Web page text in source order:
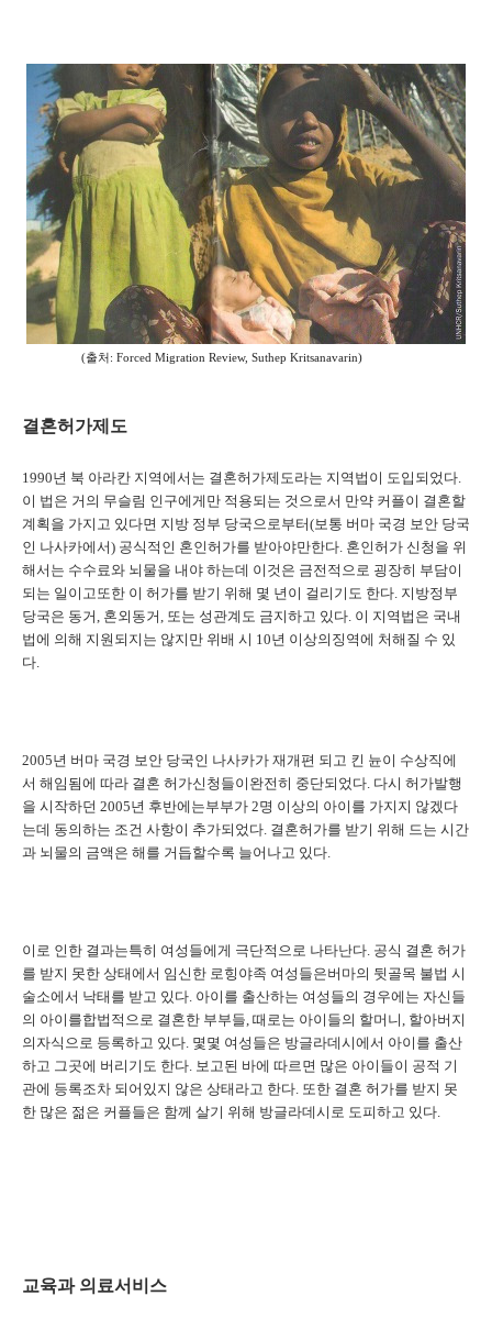
(출처: Forced Migration Review, Suthep Kritsanavarin)
결혼허가제도
1990년 북 아라칸 지역에서는 결혼허가제도라는 지역법이 도입되었다.
이 법은 거의 무슬림 인구에게만 적용되는 것으로서 만약 커플이 결혼할
계획을 가지고 있다면 지방 정부 당국으로부터(보통 버마 국경 보안 당국
인 나사카에서) 공식적인 혼인허가를 받아야만한다. 혼인허가 신청을 위
해서는 수수료와 뇌물을 내야 하는데 이것은 금전적으로 굉장히 부담이
되는 일이고또한 이 허가를 받기 위해 몇 년이 걸리기도 한다. 지방정부
당국은 동거, 혼외동거, 또는 성관계도 금지하고 있다. 이 지역법은 국내
법에 의해 지원되지는 않지만 위배 시 10년 이상의징역에 처해질 수 있
다.
2005년 버마 국경 보안 당국인 나사카가 재개편 되고 킨 뉸이 수상직에
서 해임됨에 따라 결혼 허가신청들이완전히 중단되었다. 다시 허가발행
을 시작하던 2005년 후반에는부부가 2명 이상의 아이를 가지지 않겠다
는데 동의하는 조건 사항이 추가되었다. 결혼허가를 받기 위해 드는 시간
과 뇌물의 금액은 해를 거듭할수록 늘어나고 있다.
이로 인한 결과는특히 여성들에게 극단적으로 나타난다. 공식 결혼 허가
를 받지 못한 상태에서 임신한 로힝야족 여성들은버마의 뒷골목 불법 시
술소에서 낙태를 받고 있다. 아이를 출산하는 여성들의 경우에는 자신들
의 아이를합법적으로 결혼한 부부들, 때로는 아이들의 할머니, 할아버지
의자식으로 등록하고 있다. 몇몇 여성들은 방글라데시에서 아이를 출산
하고 그곳에 버리기도 한다. 보고된 바에 따르면 많은 아이들이 공적 기
관에 등록조차 되어있지 않은 상태라고 한다. 또한 결혼 허가를 받지 못
한 많은 젊은 커플들은 함께 살기 위해 방글라데시로 도피하고 있다.
교육과 의료서비스